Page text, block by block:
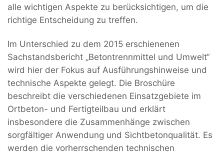
alle wichtigen Aspekte zu berücksichtigen, um die
richtige Entscheidung zu treffen.
Im Unterschied zu dem 2015 erschienenen
Sachstandsbericht „Betontrennmittel und Umwelt“
wird hier der Fokus auf Ausführungshinweise und
technische Aspekte gelegt. Die Broschüre
beschreibt die verschiedenen Einsatzgebiete im
Ortbeton- und Fertigteilbau und erklärt
insbesondere die Zusammenhänge zwischen
sorgfältiger Anwendung und Sichtbetonqualität. Es
werden die vorherrschenden technischen